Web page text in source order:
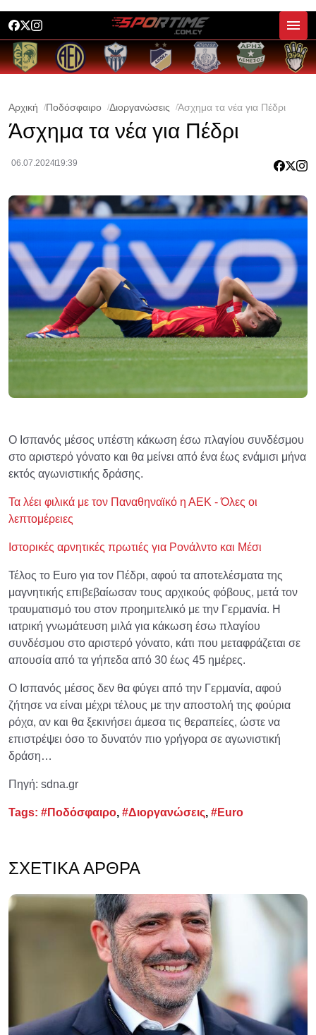
Αρχική Ποδόσφαιρο Διοργανώσεις Άσχημα τα νέα για Πέδρι
Άσχημα τα νέα για Πέδρι
06.07.202419:39
Ο Ισπανός μέσος υπέστη κάκωση έσω πλαγίου συνδέσμου
στο αριστερό γόνατο και θα μείνει από ένα έως ενάμισι μήνα
εκτός αγωνιστικής δράσης.
Τα λέει φιλικά με τον Παναθηναϊκό η ΑΕΚ - Όλες οι
λεπτομέρειες
Ιστορικές αρνητικές πρωτιές για Ρονάλντο και Μέσι
Τέλος το Euro για τον Πέδρι, αφού τα αποτελέσματα της
μαγνητικής επιβεβαίωσαν τους αρχικούς φόβους, μετά τον
τραυματισμό του στον προημιτελικό με την Γερμανία. Η
ιατρική γνωμάτευση μιλά για κάκωση έσω πλαγίου
συνδέσμου στο αριστερό γόνατο, κάτι που μεταφράζεται σε
απουσία από τα γήπεδα από 30 έως 45 ημέρες.
Ο Ισπανός μέσος δεν θα φύγει από την Γερμανία, αφού
ζήτησε να είναι μέχρι τέλους με την αποστολή της φούρια
ρόχα, αν και θα ξεκινήσει άμεσα τις θεραπείες, ώστε να
επιστρέψει όσο το δυνατόν πιο γρήγορα σε αγωνιστική
δράση…
Πηγή: sdna.gr
Tags: #Ποδόσφαιρο, #Διοργανώσεις, #Euro
ΣΧΕΤΙΚΆ ΆΡΘΡΑ